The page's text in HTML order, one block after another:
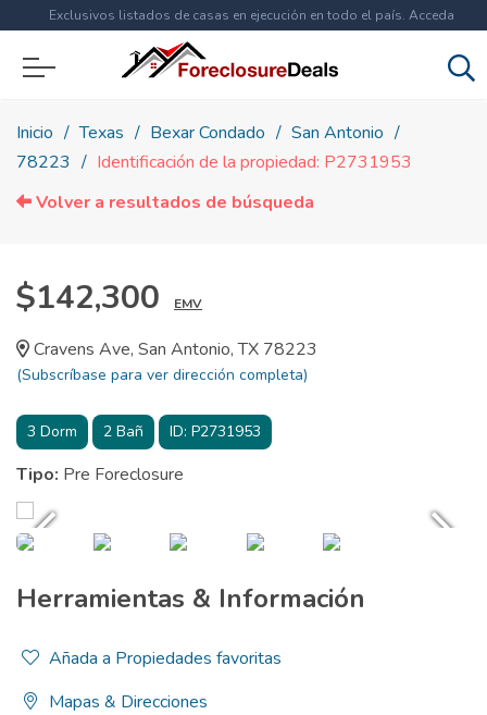
Exclusivos listados de casas en ejecución en todo el país. Acceda
ahora a
Inicio Texas Bexar Condado
San Antonio
78223
Identificación de la propiedad: P2731953
Volver a resultados de búsqueda
$142,300 EMV
Cravens Ave, San Antonio, TX 78223
(Subscríbase para ver dirección completa)
3 Dorm 2 Bañ ID: P2731953
Tipo: Pre Foreclosure
Herramientas & Información
Añada a Propiedades favoritas
Mapas & Direcciones